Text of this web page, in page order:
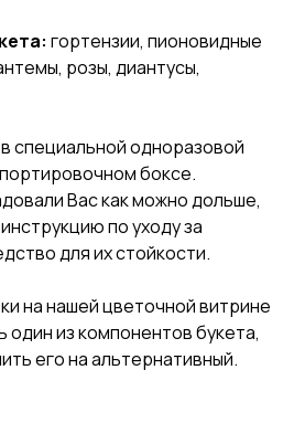
гортензии, пионовидные
розы, диантусы,
специальной одноразовой
боксе.
Вас как можно дольше,
по уходу за
для их стойкости.
на нашей цветочной витрине
один из компонентов букета,
его на альтернативный.